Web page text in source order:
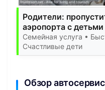
Родители:
аэропорта с детьми
Семейная услуга •
Счастливые дети
Обзор